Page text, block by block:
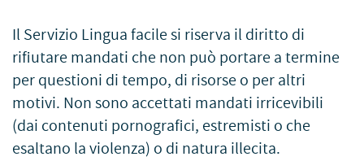
Il Servizio Lingua facile si riserva il diritto di
rifiutare mandati che non può portare a termine
per questioni di tempo, di risorse o per altri
motivi. Non sono accettati mandati irricevibili
(dai contenuti pornografici, estremisti o che
esaltano la violenza) o di natura illecita.